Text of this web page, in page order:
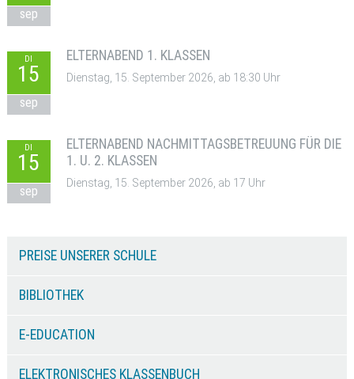
sep
DI
15
sep
ELTERNABEND 1. KLASSEN
Dienstag, 15. September 2026, ab 18:30 Uhr
DI
15
sep
ELTERNABEND NACHMITTAGSBETREUUNG FÜR DIE
1. U. 2. KLASSEN
Dienstag, 15. September 2026, ab 17 Uhr
PREISE UNSERER SCHULE
BIBLIOTHEK
E-EDUCATION
ELEKTRONISCHES KLASSENBUCH